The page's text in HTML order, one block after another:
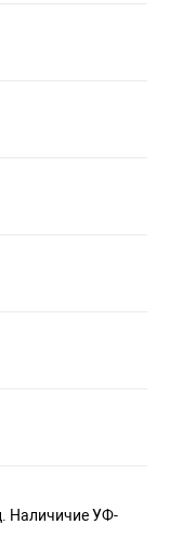
Наличичие УФ-